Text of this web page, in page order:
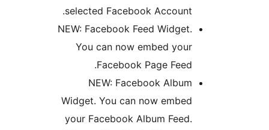
selected Facebook
NEW: Facebook Feed
You can now embed
Facebook Page
NEW: Facebook
Widget. You can now
your Facebook Album